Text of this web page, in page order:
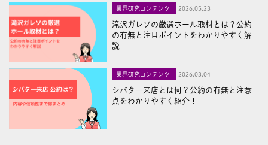
業界研究コンテンツ 2026,05,23
滝沢ガレソの厳選ホール取材とは？公約
の有無と注目ポイントをわかりやすく解
説
業界研究コンテンツ 2026,03,04
シバター来店とは何？公約の有無と注意
点をわかりやすく紹介！